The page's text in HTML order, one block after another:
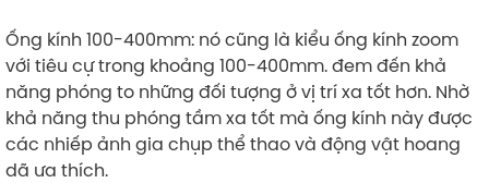
Ống kính 100-400mm: nó cũng là kiểu ống kính zoom
với tiêu cự trong khoảng 100-400mm. đem đến khả
năng phóng to những đối tượng ở vị trí xa tốt hơn. Nhờ
khả năng thu phóng tầm xa tốt mà ống kính này được
các nhiếp ảnh gia chụp thể thao và động vật hoang
dã ưa thích.